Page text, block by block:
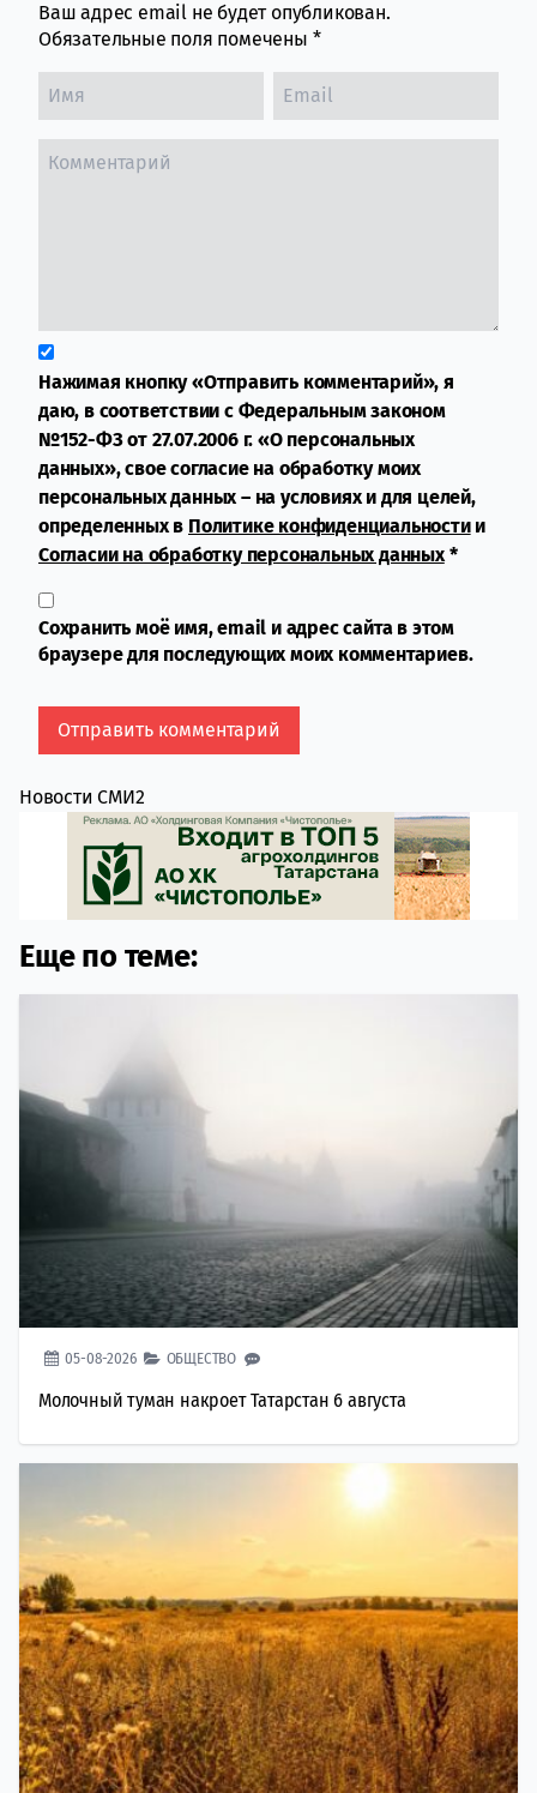
Ваш адрес email не будет опубликован.
Обязательные поля помечены *
Нажимая кнопку «Отправить комментарий», я
даю, в соответствии с Федеральным законом
№152-ФЗ от 27.07.2006 г. «О персональных
данных», свое согласие на обработку моих
персональных данных – на условиях и для целей,
определенных в Политике конфиденциальностии
Согласии на обработку персональных данных*
Сохранить моё имя, email и адрес сайта в этом
браузере для последующих моих комментариев.
Новости СМИ2
Еще по теме:
05-08-2026 ОБЩЕСТВО
Молочный туман накроет Татарстан 6 августа